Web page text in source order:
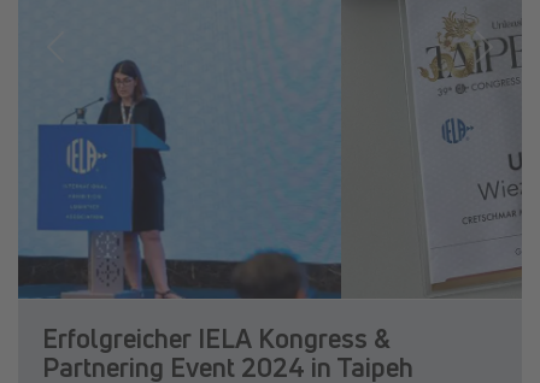
Previous Next
Erfolgreicher IELA Kongress &
Partnering Event 2024 in Taipeh